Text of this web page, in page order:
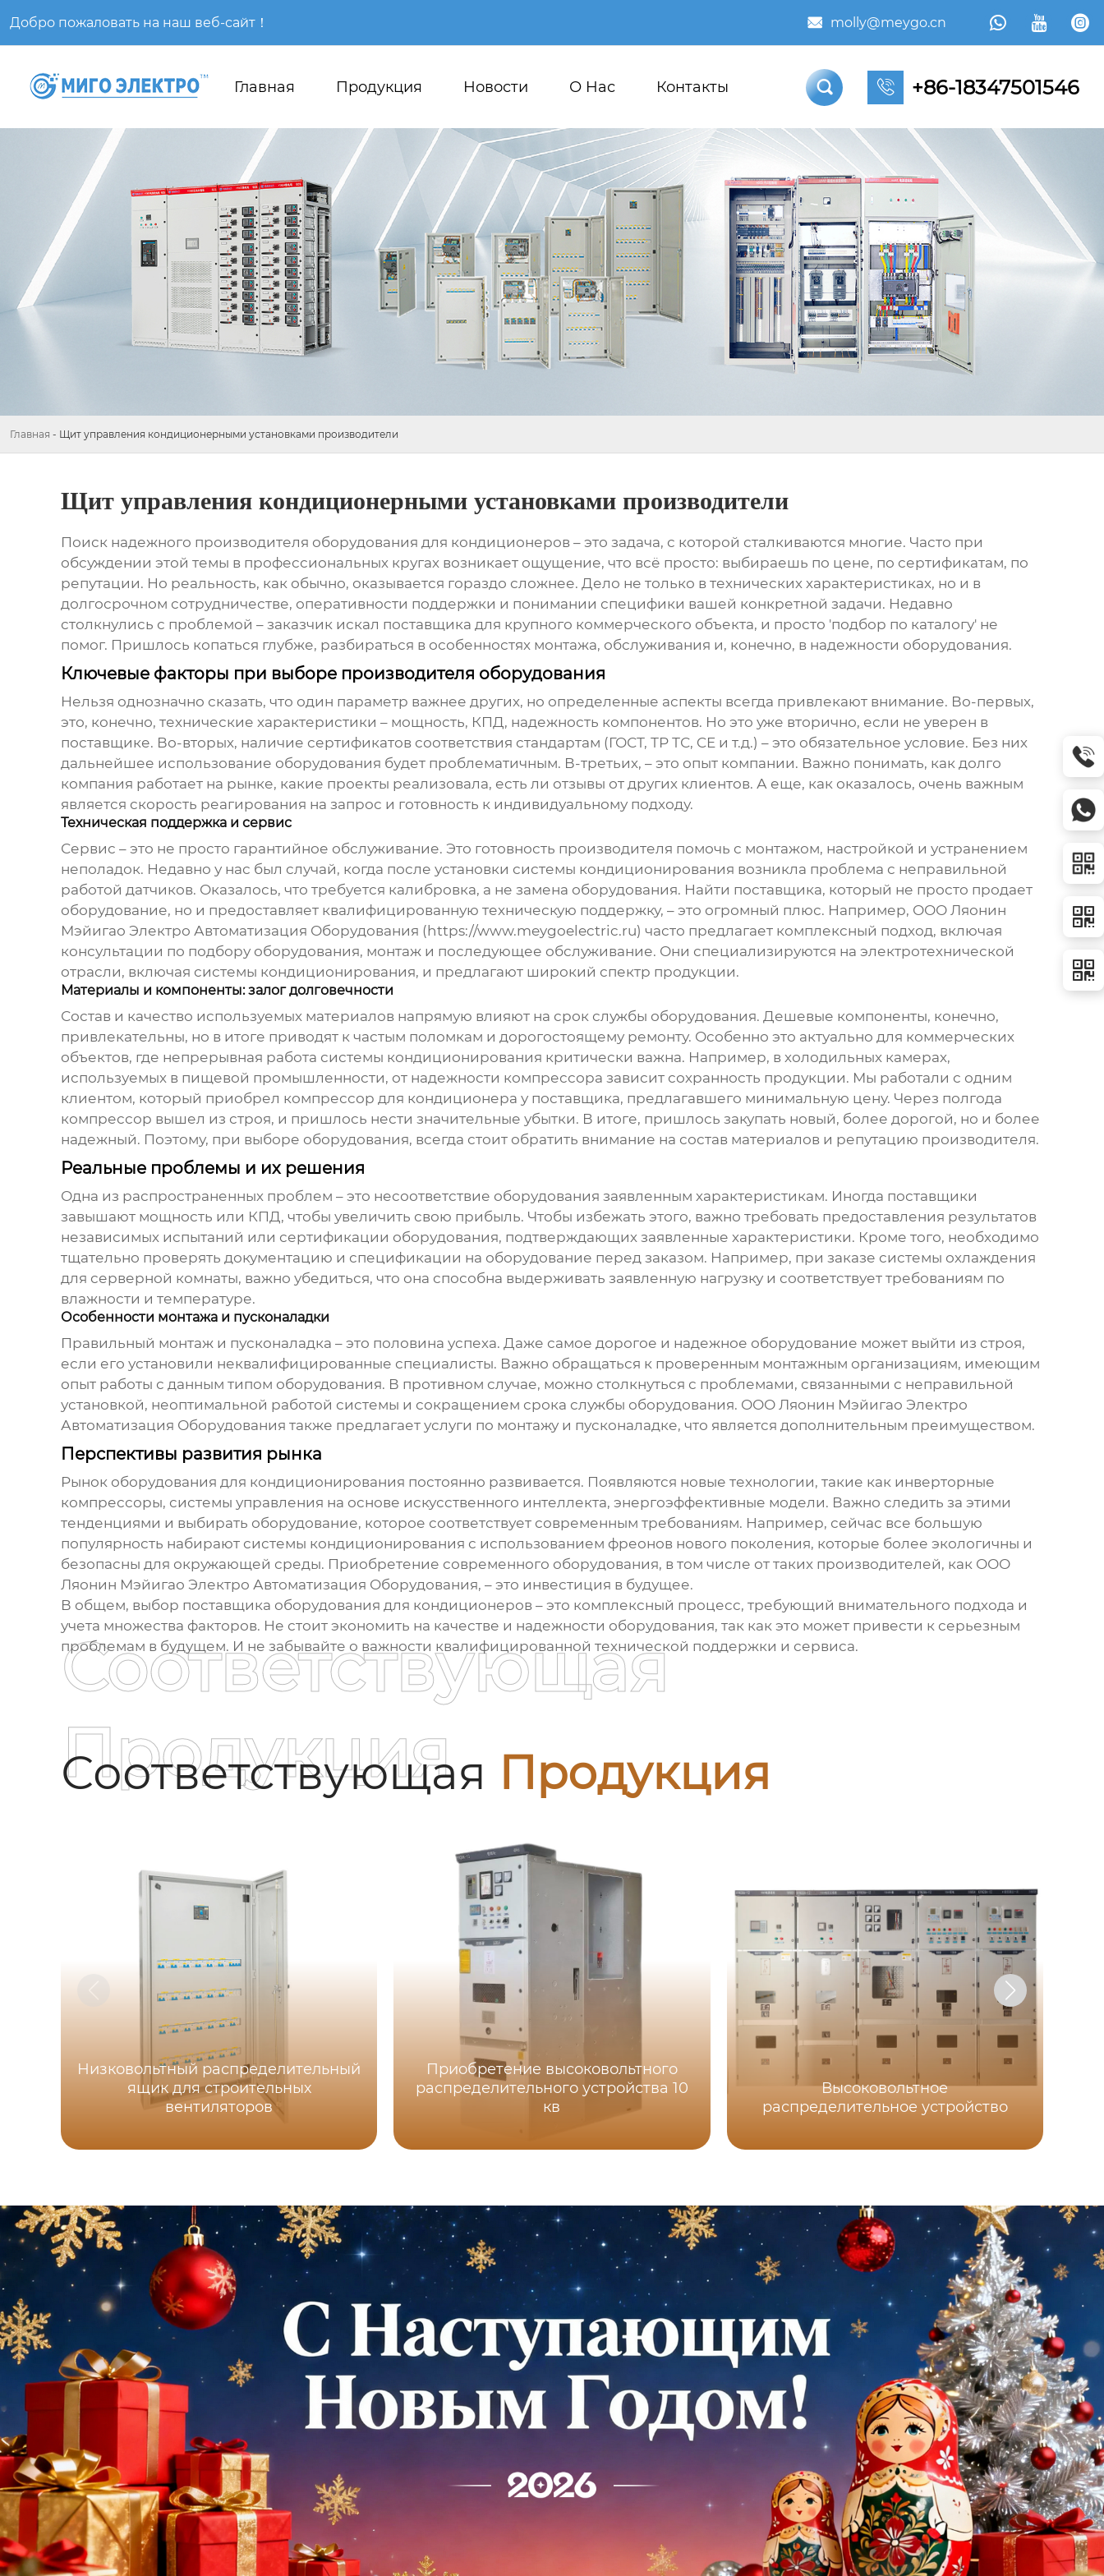
Добро пожаловать на наш веб-сайт！  molly@meygo.cn   
Главная Продукция Новости О Hас Контакты   +86-18347501546
Главная - Щит управления кондиционерными установками производители
Щит управления кондиционерными установками производители
Поиск надежного производителя оборудования для кондиционеров– это задача, с которой сталкиваются многие. Часто при
обсуждении этой темы в профессиональных кругах возникает ощущение, что всё просто: выбираешь по цене, по сертификатам, по
репутации. Но реальность, как обычно, оказывается гораздо сложнее. Дело не только в технических характеристиках, но и в
долгосрочном сотрудничестве, оперативности поддержки и понимании специфики вашей конкретной задачи. Недавно
столкнулись с проблемой – заказчик искал поставщика для крупного коммерческого объекта, и просто 'подбор по каталогу' не
помог. Пришлось копаться глубже, разбираться в особенностях монтажа, обслуживания и, конечно, в надежности оборудования.
Ключевые факторы при выборе производителя оборудования
Нельзя однозначно сказать, что один параметр важнее других, но определенные аспекты всегда привлекают внимание. Во-первых,
это, конечно, технические характеристики – мощность, КПД, надежность компонентов. Но это уже вторично, если не уверен в
поставщике. Во-вторых, наличие сертификатов соответствия стандартам (ГОСТ, ТР ТС, CE и т.д.) – это обязательное условие. Без них
дальнейшее использование оборудования будет проблематичным. В-третьих, – это опыт компании. Важно понимать, как долго
компания работает на рынке, какие проекты реализовала, есть ли отзывы от других клиентов. А еще, как оказалось, очень важным
является скорость реагирования на запрос и готовность к индивидуальному подходу.
Техническая поддержка и сервис
Сервис – это не просто гарантийное обслуживание. Это готовность производителя помочь с монтажом, настройкой и устранением
неполадок. Недавно у нас был случай, когда после установки системы кондиционирования возникла проблема с неправильной
работой датчиков. Оказалось, что требуется калибровка, а не замена оборудования. Найти поставщика, который не просто продает
оборудование, но и предоставляет квалифицированную техническую поддержку, – это огромный плюс. Например, ООО Ляонин
Мэйигао Электро Автоматизация Оборудования (https://www.meygoelectric.ru) часто предлагает комплексный подход, включая
консультации по подбору оборудования, монтаж и последующее обслуживание. Они специализируются на электротехнической
отрасли, включая системы кондиционирования, и предлагают широкий спектр продукции.
Материалы и компоненты: залог долговечности
Состав и качество используемых материалов напрямую влияют на срок службы оборудования. Дешевые компоненты, конечно,
привлекательны, но в итоге приводят к частым поломкам и дорогостоящему ремонту. Особенно это актуально для коммерческих
объектов, где непрерывная работа системы кондиционирования критически важна. Например, в холодильных камерах,
используемых в пищевой промышленности, от надежности компрессора зависит сохранность продукции. Мы работали с одним
клиентом, который приобрел компрессор для кондиционера у поставщика, предлагавшего минимальную цену. Через полгода
компрессор вышел из строя, и пришлось нести значительные убытки. В итоге, пришлось закупать новый, более дорогой, но и более
надежный. Поэтому, при выборе оборудования, всегда стоит обратить внимание на состав материалов и репутацию производителя.
Реальные проблемы и их решения
Одна из распространенных проблем – это несоответствие оборудования заявленным характеристикам. Иногда поставщики
завышают мощность или КПД, чтобы увеличить свою прибыль. Чтобы избежать этого, важно требовать предоставления результатов
независимых испытаний или сертификации оборудования, подтверждающих заявленные характеристики. Кроме того, необходимо
тщательно проверять документацию и спецификации на оборудование перед заказом. Например, при заказе системы охлаждения
для серверной комнаты, важно убедиться, что она способна выдерживать заявленную нагрузку и соответствует требованиям по
влажности и температуре.
Особенности монтажа и пусконаладки
Правильный монтаж и пусконаладка – это половина успеха. Даже самое дорогое и надежное оборудование может выйти из строя,
если его установили неквалифицированные специалисты. Важно обращаться к проверенным монтажным организациям, имеющим
опыт работы с данным типом оборудования. В противном случае, можно столкнуться с проблемами, связанными с неправильной
установкой, неоптимальной работой системы и сокращением срока службы оборудования. ООО Ляонин Мэйигао Электро
Автоматизация Оборудования также предлагает услуги по монтажу и пусконаладке, что является дополнительным преимуществом.
Перспективы развития рынка
Рынок оборудования для кондиционирования постоянно развивается. Появляются новые технологии, такие как инверторные
компрессоры, системы управления на основе искусственного интеллекта, энергоэффективные модели. Важно следить за этими
тенденциями и выбирать оборудование, которое соответствует современным требованиям. Например, сейчас все большую
популярность набирают системы кондиционирования с использованием фреонов нового поколения, которые более экологичны и
безопасны для окружающей среды. Приобретение современного оборудования, в том числе от таких производителей, как ООО
Ляонин Мэйигао Электро Автоматизация Оборудования, – это инвестиция в будущее.
В общем, выбор поставщика оборудования для кондиционеров– это комплексный процесс, требующий внимательного подхода и
учета множества факторов. Не стоит экономить на качестве и надежности оборудования, так как это может привести к серьезным
проблемам в будущем. И не забывайте о важности квалифицированной технической поддержки и сервиса.
Соответствующая Продукция
Соответствующая
Продукция
Низковольтный распределительный
ящик для строительных
вентиляторов
Приобретение высоковольтного
распределительного устройства 10
кв
Высоковольтное
распределительное устройство